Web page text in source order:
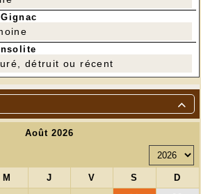

détruit ou récent